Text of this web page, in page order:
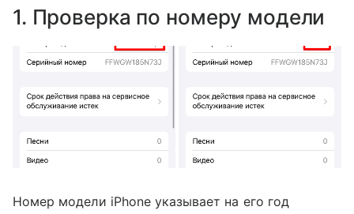
1. Проверка по номеру модели
Номер модели iPhone указывает на его год